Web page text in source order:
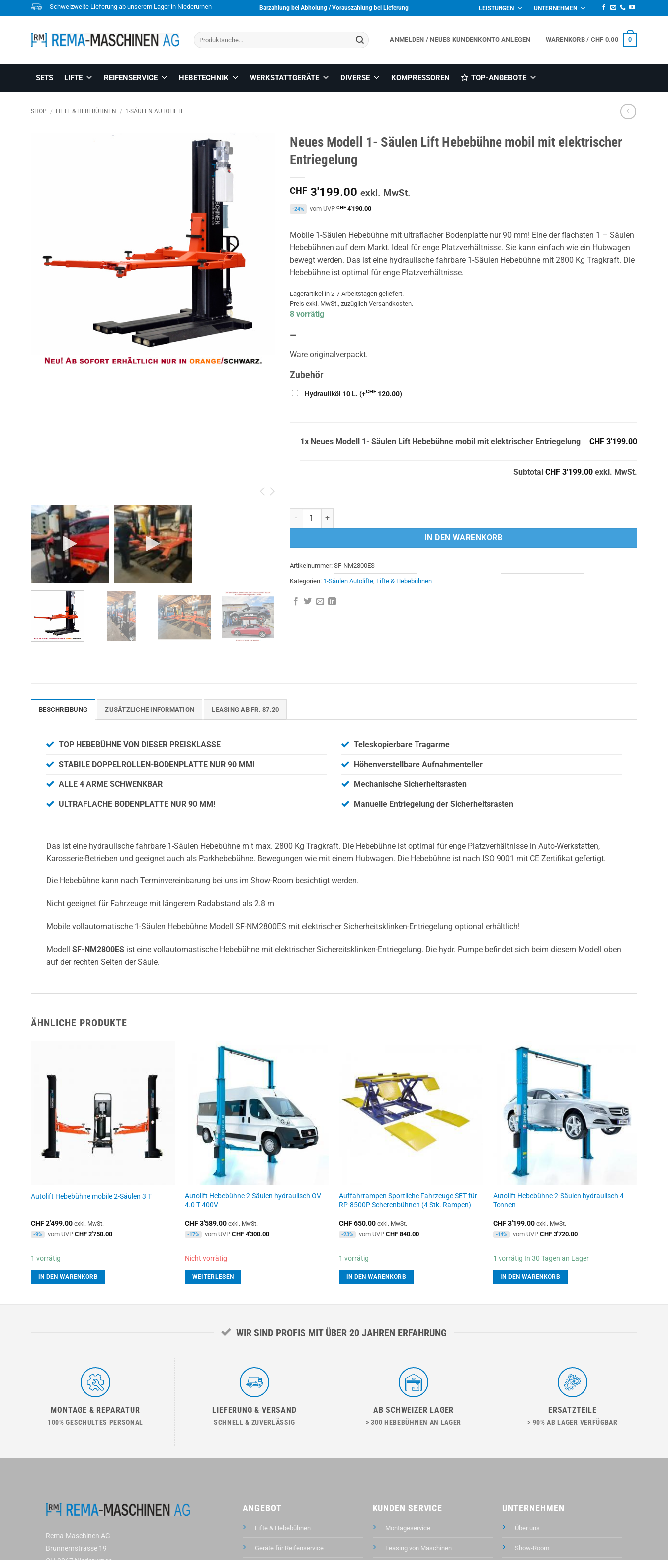
to
Schweizweite Lieferung ab unserem Lager in Niederurnen Barzahlung bei Abholung / Vorauszahlung bei Lieferung LEISTUNGEN UNTERNEHMEN
Suchen
nach:
ANMELDEN / NEUES KUNDENKONTO ANLEGEN WARENKORB / CHF 0.00 0
SETS LIFTE REIFENSERVICE HEBETECHNIK WERKSTATTGERÄTE DIVERSE KOMPRESSOREN TOP-ANGEBOTE
SHOP / LIFTE & HEBEBÜHNEN / 1-SÄULEN AUTOLIFTE
Neues Modell 1- Säulen Lift Hebebühne mobil mit elektrischer
Entriegelung
CHF3'199.00 exkl. MwSt.
-24% vom UVP CHF4'190.00
Mobile 1-Säulen Hebebühne mit ultraflacher Bodenplatte nur 90 mm! Eine der flachsten 1 – Säulen
Hebebühnen auf dem Markt. Ideal für enge Platzverhältnisse. Sie kann einfach wie ein Hubwagen
bewegt werden. Das ist eine hydraulische fahrbare 1-Säulen Hebebühne mit 2800 Kg Tragkraft. Die
Hebebühne ist optimal für enge Platzverhältnisse.
Lagerartikel in 2-7 Arbeitstagen geliefert.
Preis exkl. MwSt., zuzüglich Versandkosten.
8 vorrätig
—
Ware originalverpackt.
Zubehör
Hydrauliköl 10 L. (+CHF120.00)
1x Neues Modell 1- Säulen Lift Hebebühne mobil mit elektrischer Entriegelung CHF 3'199.00
Subtotal CHF 3'199.00 exkl. MwSt.
Neues Modell 1- Säulen Lift Hebebühne mobil mit elektrischer Entriegelung Menge
IN DEN WARENKORB
Artikelnummer: SF-NM2800ES
Kategorien: 1-Säulen Autolifte, Lifte & Hebebühnen
BESCHREIBUNG ZUSÄTZLICHE INFORMATION LEASING AB FR. 87.20
TOP HEBEBÜHNE VON DIESER PREISKLASSE
STABILE DOPPELROLLEN-BODENPLATTE NUR 90 MM!
ALLE 4 ARME SCHWENKBAR
ULTRAFLACHE BODENPLATTE NUR 90 MM!
Teleskopierbare Tragarme
Höhenverstellbare Aufnahmenteller
Mechanische Sicherheitsrasten
Manuelle Entriegelung der Sicherheitsrasten
Das ist eine hydraulische fahrbare 1-Säulen Hebebühne mit max. 2800 Kg Tragkraft. Die Hebebühne ist optimal für enge Platzverhältnisse in Auto-Werkstatten,
Karosserie-Betrieben und geeignet auch als Parkhebebühne. Bewegungen wie mit einem Hubwagen. Die Hebebühne ist nach ISO 9001 mit CE Zertifikat gefertigt.
Die Hebebühne kann nach Terminvereinbarung bei uns im Show-Room besichtigt werden.
Nicht geeignet für Fahrzeuge mit längerem Radabstand als 2.8 m
Mobile vollautomatische 1-Säulen Hebebühne Modell SF-NM2800ES mit elektrischer Sicherheitsklinken-Entriegelung optional erhältlich!
Modell SF-NM2800ES ist eine vollautomastische Hebebühne mit elektrischer Sichereitsklinken-Entriegelung. Die hydr. Pumpe befindet sich beim diesem Modell oben
auf der rechten Seiten der Säule.
ÄHNLICHE PRODUKTE
Autolift Hebebühne mobile 2-Säulen 3 T
CHF2'499.00 exkl. MwSt.
-9% vom UVP CHF2'750.00
1 vorrätig
IN DEN WARENKORB
Autolift Hebebühne 2-Säulen hydraulisch OV
4.0 T 400V
CHF3'589.00 exkl. MwSt.
-17% vom UVP CHF4'300.00
Nicht vorrätig
WEITERLESEN
Auffahrrampen Sportliche Fahrzeuge SET für
RP-8500P Scherenbühnen (4 Stk. Rampen)
CHF650.00 exkl. MwSt.
-23% vom UVP CHF840.00
1 vorrätig
IN DEN WARENKORB
Autolift Hebebühne 2-Säulen hydraulisch 4
Tonnen
CHF3'199.00 exkl. MwSt.
-14% vom UVP CHF3'720.00
1 vorrätig In 30 Tagen an Lager
IN DEN WARENKORB
WIR SIND PROFIS MIT ÜBER 20 JAHREN ERFAHRUNG
MONTAGE & REPARATUR
100% GESCHULTES PERSONAL
LIEFERUNG & VERSAND
SCHNELL & ZUVERLÄSSIG
AB SCHWEIZER LAGER
> 300 HEBEBÜHNEN AN LAGER
ERSATZTEILE
> 90% AB LAGER VERFÜGBAR
Rema-Maschinen AG
Brunnernstrasse 19
ANGEBOT
Lifte & Hebebühnen
Geräte für Reifenservice
KUNDEN SERVICE
Montageservice
Leasing von Maschinen
UNTERNEHMEN
Über uns
Show-Room